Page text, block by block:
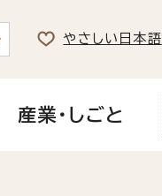
やさしい日本語
産業・しごと